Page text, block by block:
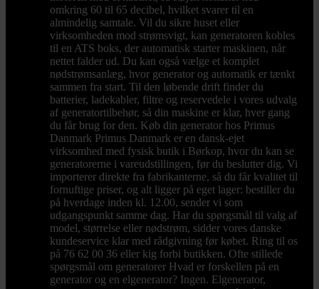
omkring 60 til 65 decibel, hvilket svarer til en
almindelig samtale. Vil du sikre huset eller
virksomheden mod strømsvigt, kan generatoren kobles
til en ATS boks, der automatisk starter maskinen, når
nettet falder ud. Du kan også vælge et komplet
nødstrømsanlæg, hvor generator og automatik er tænkt
sammen fra start. Til den løbende drift finder du
batterier, ladekabler, filtre og reservedele i vores udvalg
af generatortilbehør, så din maskine er klar, hver gang
du får brug for den. Køb din generator hos Primus
Danmark Primus Danmark er en dansk-ejet
virksomhed med fysisk butik i Børkop, hvor du kan se
generatorerne i vareudstillingen, før du beslutter dig. Vi
importerer direkte fra fabrikanterne, så du får kvalitet til
fornuftige priser, og alt ligger på eget lager: bestiller du
på hverdage inden kl. 12.00, sender vi som
udgangspunkt samme dag. Har du spørgsmål til valg af
model, størrelse eller nødstrøm, sidder vores danske
kundeservice klar med rådgivning før købet. Ring til os
på 76 62 00 36 eller kig forbi butikken. Ofte stillede
spørgsmål om generatorer Hvad er forskellen på en
generator og en elgenerator? Ingen. Elgenerator,